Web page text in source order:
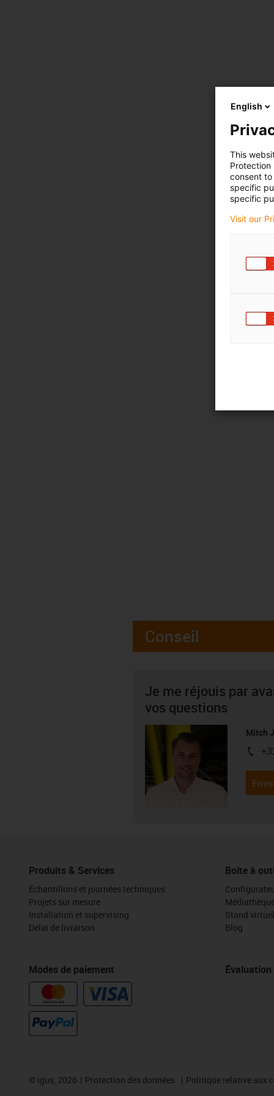
Conseil
Je me réjouis par
vos questions
Mitch
igus-
Produits & Services
Échantillons et journées techniques
Projets sur mesure
Installation et supervising
Délai de livraison
Modes de paiement
Boîte à
Stand virtuel
Blog
Évaluation
© igus, 2026 Protection des données Politique relative aux
English
This
Protection
consent
specific
specific
Visit our